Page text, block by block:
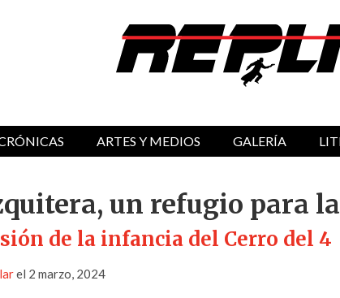
ARTES Y MEDIOS GALERÍA
un refugio para
de la infancia del Cerro del 4
el 2 marzo, 2024